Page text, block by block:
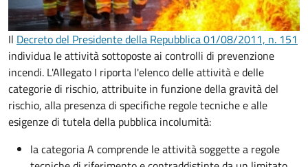
Il Decreto del Presidente della Repubblica 01/08/2011, n. 151
individua le attività sottoposte ai controlli di prevenzione
incendi. L'Allegato I riporta l'elenco delle attività e delle
categorie di rischio, attribuite in funzione della gravità del
rischio, alla presenza di specifiche regole tecniche e alle
esigenze di tutela della pubblica incolumità:
la categoria A comprende le attività soggette a regole